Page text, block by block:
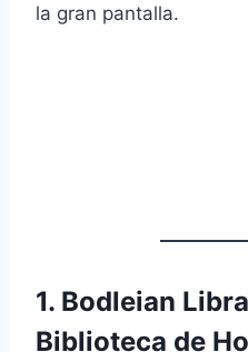
la gran pantalla.
1. Bodleian
Biblioteca de